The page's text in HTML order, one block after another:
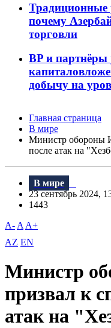
Традиционные
почему
торговли
BP и партнёры
добычу на
Главная страница
В мире
Министр обороны
после атак на
В мире
23 сентябрь 2024,
1443
A- A A+
AZ EN
Министр
призвал к
атак на